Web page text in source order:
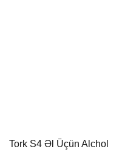
Tork S4 Əl Üçün Alchol